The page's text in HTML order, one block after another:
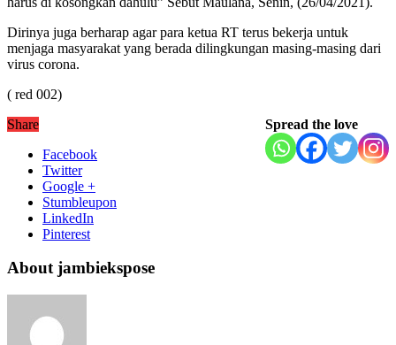
Dirinya juga berharap agar para ketua RT terus bekerja untuk
menjaga masyarakat yang berada dilingkungan masing-masing dari
virus corona.
( red 002)
Spread the love
Share
Facebook
Twitter
Google +
Stumbleupon
LinkedIn
Pinterest
About jambiekspose